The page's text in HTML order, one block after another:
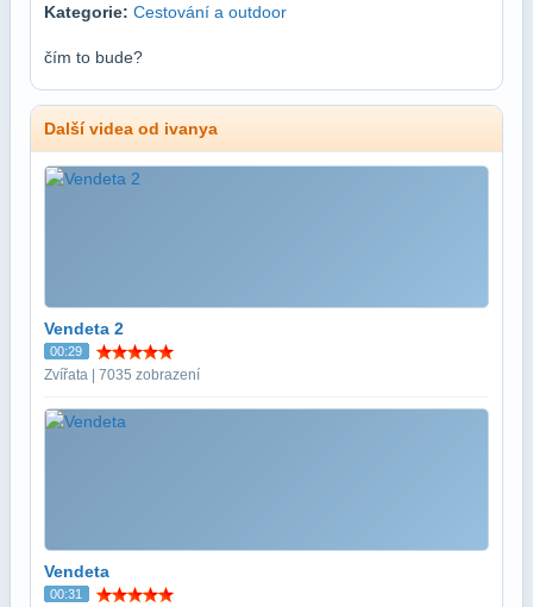
Kategorie: Cestování a outdoor
čím to bude?
Další videa od ivanya
Vendeta 2
00:29
Zvířata | 7035 zobrazení
Vendeta
00:31